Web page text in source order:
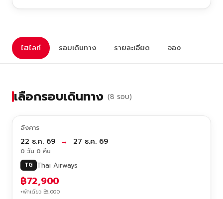
ไฮไลท์ รอบเดินทาง รายละเอียด จอง
เลือกรอบเดินทาง (8 รอบ)
อังคาร
22 ธ.ค. 69 → 27 ธ.ค. 69
0 วัน 0 คืน
TG Thai Airways
฿72,900
+พักเดี่ยว ฿5,000